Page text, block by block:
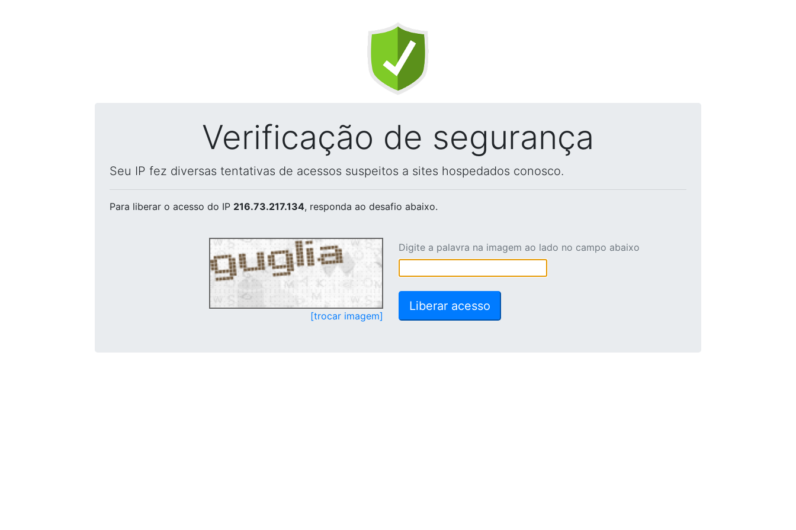
Verificação de segurança
Seu IP fez diversas tentativas de acessos suspeitos a sites hospedados conosco.
Para liberar o acesso do IP 216.73.217.134, responda ao desafio abaixo.
[trocar imagem]
Digite a palavra na imagem ao lado no campo abaixo